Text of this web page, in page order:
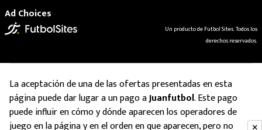
Ad Choices
Un producto de Futbol Sites. Todos los
derechos reservados.
La aceptación de una de las ofertas presentadas en esta
página puede dar lugar a un pago aJuanfutbol. Este pago
puede influir en cómo y dónde aparecen los operadores de
juego en la página y en el orden en que aparecen, pero no